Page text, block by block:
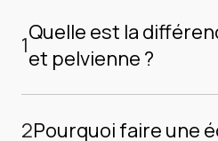
1Quelle est la
et pelvienne ?
L’échographie abdominale
utilisent la même technologie
2Pourquoi faire une